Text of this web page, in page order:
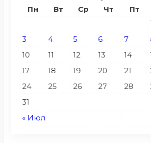
Пн
Вт Ср Чт Пт
« Июл
3
4 5 6 7
10
11 12 13 14
17
18 19 20 21
24
25 26 27 28
31